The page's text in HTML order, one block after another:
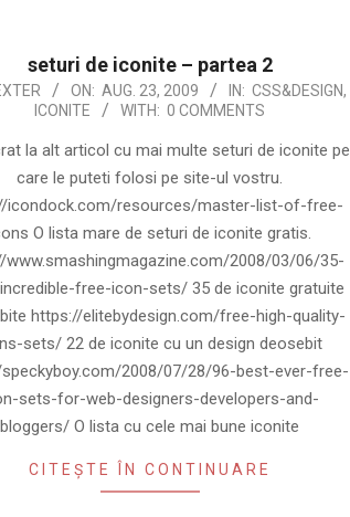
seturi de iconite – partea 2
ON: AUG. 23, 2009 IN: CSS&DESIGN,
ICONITE
WITH: 0 COMMENTS
la alt articol cu mai multe seturi de iconite pe
care le puteti folosi pe site-ul vostru.
icondock.com/resources/master-list-of-free-
O lista mare de seturi de iconite gratis.
www.smashingmagazine.com/2008/03/06/35-
free-icon-sets/ 35 de iconite gratuite
https://elitebydesign.com/free-high-quality-
sets/ 22 de iconite cu un design deosebit
2008/07/28/96-best-ever-free-
sets-for-web-designers-developers-and-
bloggers/ O lista cu cele mai bune iconite
CITEȘTE ÎN CONTINUARE